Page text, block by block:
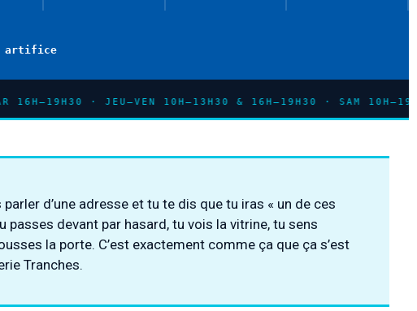
artifice
10H–13H30 & 16H–19H30 · SAM 10H–19H30 ·
d’une adresse et tu te dis que tu iras « un de ces
passes devant par hasard, tu vois la vitrine, tu sens
la porte. C’est exactement comme ça que ça s’est
Tranches.